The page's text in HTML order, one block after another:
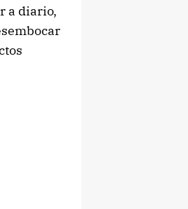
a diario,